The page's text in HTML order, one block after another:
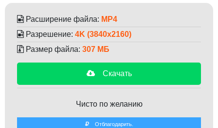
Расширение файла: MP4
Разрешение: 4K (3840x2160)
Размер файла: 307 МБ
Скачать
Чисто по желанию
Отблагодарить.